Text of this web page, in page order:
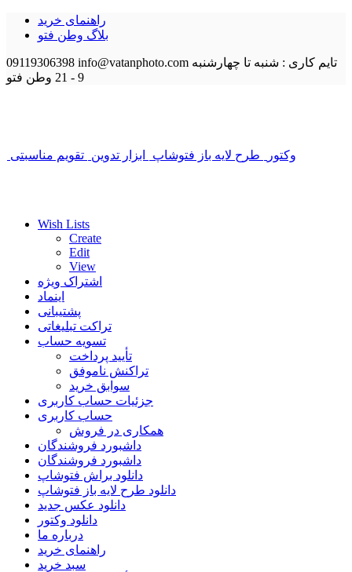
راهنمای خرید
بلاگ وطن فتو
09119306398 info@vatanphoto.com تایم کاری : شنبه تا چهارشنبه
9 - 21
وطن فتو
وکتور طرح لایه باز فتوشاپ ابزار تدوین تقویم مناسبتی
Wish Lists
Create
Edit
View
اشتراک ویژه
اینماد
پشتیبانی
تراکت تبلیغاتی
تسویه حساب
تأیید پرداخت
تراکنش ناموفق
سوابق خرید
جزئیات حساب کاربری
حساب کاربری
همکاری در فروش
داشبورد فروشندگان
داشبورد فروشندگان
دانلود براش فتوشاپ
دانلود طرح لایه باز فتوشاپ
دانلود عکس جدید
دانلود وکتور
درباره ما
راهنمای خرید
سبد خرید